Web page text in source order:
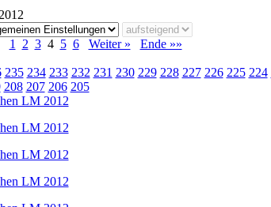
1 2 3 4 5 6 Weiter »
Ende »»
235 234 233 232 231 230 229 228 227 226 225 224
208 207 206 205